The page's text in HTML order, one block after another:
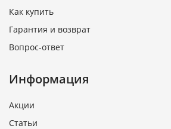
Как купить
Гарантия и возврат
Вопрос-ответ
Информация
Акции
Статьи